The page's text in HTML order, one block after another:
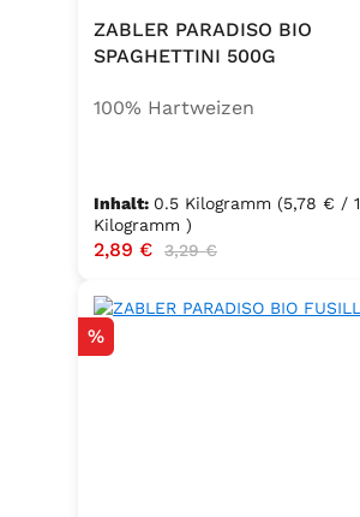
ZABLER PARADISO BIO
SPAGHETTINI 500G
100% Hartweizen
Inhalt: 0.5 Kilogramm (5,78 € / 1
Kilogramm )
Verkaufspreis:
2,89 € Regulärer Preis:
3,29 €
Rabatt
%